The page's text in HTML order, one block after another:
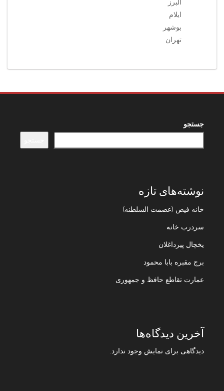
البرز
ایلام
بوشهر
تهران
جستجو
نوشته‌های تازه
خانه فیض (عصمت السلطنه)
سردرب خانه
یخچال پیرداغلان
برج مقبره بابا محمود
عمارت تقاطع حافظ و جمهوری
آخرین دیدگاه‌ها
دیدگاهی برای نمایش وجود ندارد.